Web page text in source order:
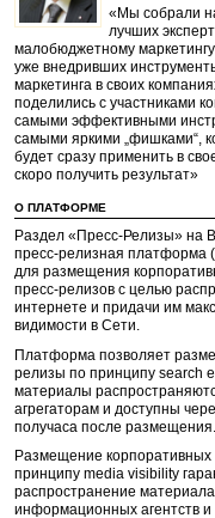
«Мы собрали
лучших
малобюджетному
уже внедривших
маркетинга в своих
поделились с участниками
самыми эффективными
самыми яркими „фишками“,
будет сразу применить в
скоро получить результат»
О ПЛАТФОРМЕ
Раздел «Пресс-Релизы» на
пресс-релизная платформа
для размещения
пресс-релизов с целью
интернете и придачи им
видимости в Сети.
Платформа позволяет
релизы по принципу search
материалы
агрегаторам и доступны
получаса после размещения.
Размещение корпоративных
принципу media visibility
распространение
информационных агентств и